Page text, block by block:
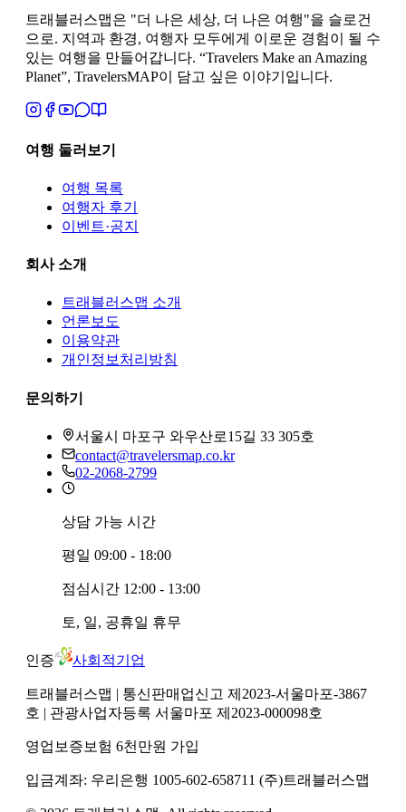
트래블러스맵은 "더 나은 세상, 더 나은 여행"을 슬로건
으로. 지역과 환경, 여행자 모두에게 이로운 경험이 될 수
있는 여행을 만들어갑니다. “Travelers Make an Amazing
Planet”, TravelersMAP이 담고 싶은 이야기입니다.
여행 둘러보기
여행 목록
여행자 후기
이벤트·공지
회사 소개
트래블러스맵 소개
언론보도
이용약관
개인정보처리방침
문의하기
서울시 마포구 와우산로15길 33 305호
contact@travelersmap.co.kr
02-2068-2799
상담 가능 시간
평일 09:00 - 18:00
점심시간 12:00 - 13:00
토, 일, 공휴일 휴무
인증 사회적기업
트래블러스맵 | 통신판매업신고 제2023-서울마포-3867
호 | 관광사업자등록 서울마포 제2023-000098호
영업보증보험 6천만원 가입
입금계좌: 우리은행 1005-602-658711 (주)트래블러스맵